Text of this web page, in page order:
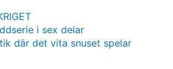
i sex delar
där det vita snuset spelar